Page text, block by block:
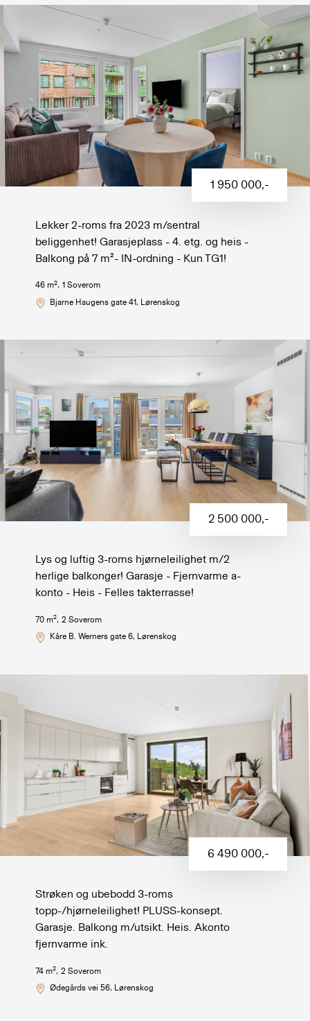
1 950 000,-
Lekker 2-roms fra 2023 m/sentral
beliggenhet! Garasjeplass - 4. etg. og heis -
Balkong på 7 m²- IN-ordning - Kun TG1!
46 m2, 1 Soverom
Bjarne Haugens gate 41, Lørenskog
2 500 000,-
Lys og luftig 3-roms hjørneleilighet m/2
herlige balkonger! Garasje - Fjernvarme a-
konto - Heis - Felles takterrasse!
70 m2, 2 Soverom
Kåre B. Werners gate 6, Lørenskog
6 490 000,-
Strøken og ubebodd 3-roms
topp-/hjørneleilighet! PLUSS-konsept.
Garasje. Balkong m/utsikt. Heis. Akonto
fjernvarme ink.
74 m2, 2 Soverom
Ødegårds vei 56, Lørenskog